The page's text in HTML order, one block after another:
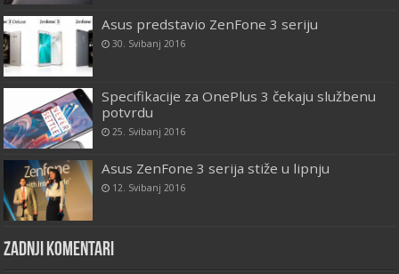
Asus predstavio ZenFone 3 seriju
30. Svibanj 2016
Specifikacije za OnePlus 3 čekaju službenu
potvrdu
25. Svibanj 2016
Asus ZenFone 3 serija stiže u lipnju
12. Svibanj 2016
Zadnji komentari